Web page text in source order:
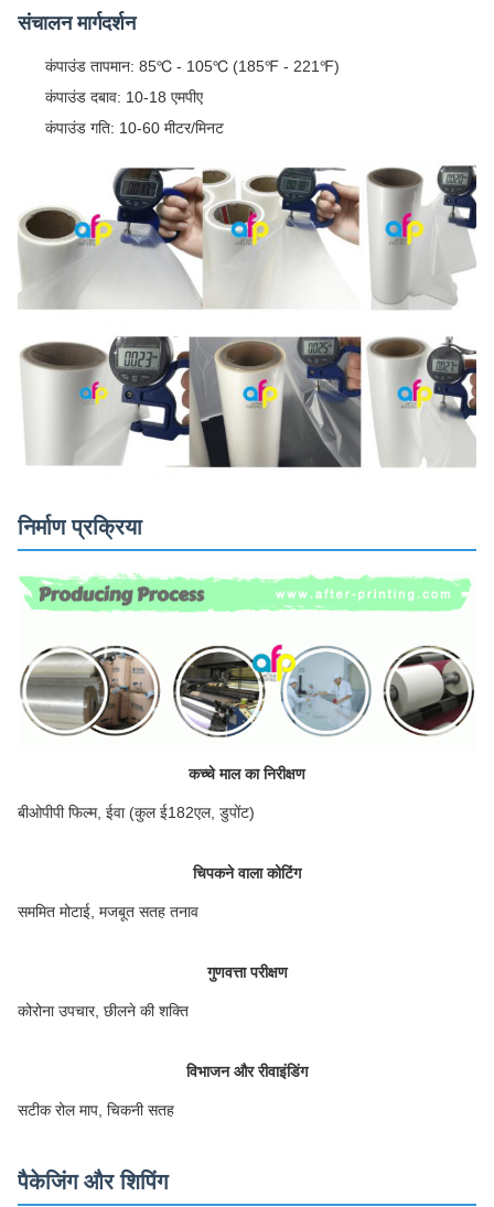
संचालन मार्गदर्शन
कंपाउंड तापमान: 85℃ - 105℃ (185℉ - 221℉)
कंपाउंड दबाव: 10-18 एमपीए
कंपाउंड गति: 10-60 मीटर/मिनट
निर्माण प्रक्रिया
कच्चे माल का निरीक्षण
बीओपीपी फिल्म, ईवा (कुल ई182एल, डुपोंट)
चिपकने वाला कोटिंग
सममित मोटाई, मजबूत सतह तनाव
गुणवत्ता परीक्षण
कोरोना उपचार, छीलने की शक्ति
विभाजन और रीवाइंडिंग
सटीक रोल माप, चिकनी सतह
पैकेजिंग और शिपिंग